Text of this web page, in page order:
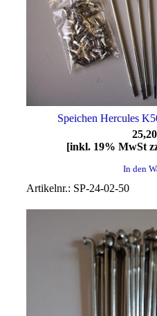
Speichen Hercules
[inkl. 19% MwSt
In den
Artikelnr.: SP-24-02-50